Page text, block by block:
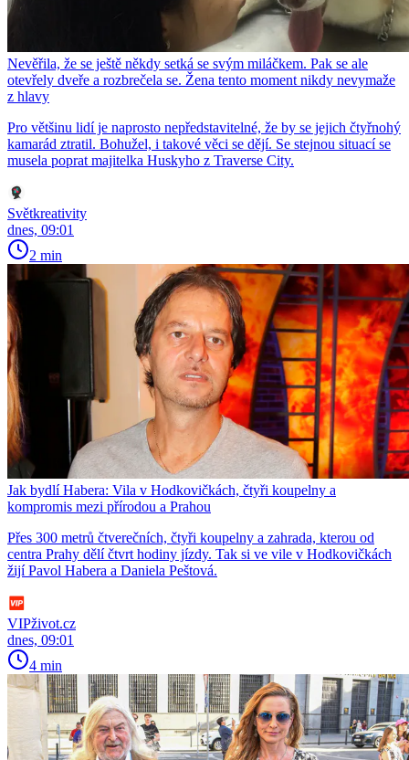
Nevěřila, že se ještě někdy setká se svým miláčkem. Pak se ale
otevřely dveře a rozbrečela se. Žena tento moment nikdy nevymaže
z hlavy
Pro většinu lidí je naprosto nepředstavitelné, že by se jejich čtyřnohý
kamarád ztratil. Bohužel, i takové věci se dějí. Se stejnou situací se
musela poprat majitelka Huskyho z Traverse City.
Světkreativity
dnes, 09:01
2 min
Jak bydlí Habera: Vila v Hodkovičkách, čtyři koupelny a
kompromis mezi přírodou a Prahou
Přes 300 metrů čtverečních, čtyři koupelny a zahrada, kterou od
centra Prahy dělí čtvrt hodiny jízdy. Tak si ve vile v Hodkovičkách
žijí Pavol Habera a Daniela Peštová.
VIPživot.cz
dnes, 09:01
4 min